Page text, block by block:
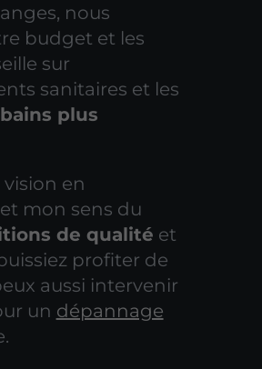
nous
budget et les
sur
sanitaires et les
plus
en
mon sens du
de qualité et
profiter de
aussi intervenir
un dépannage